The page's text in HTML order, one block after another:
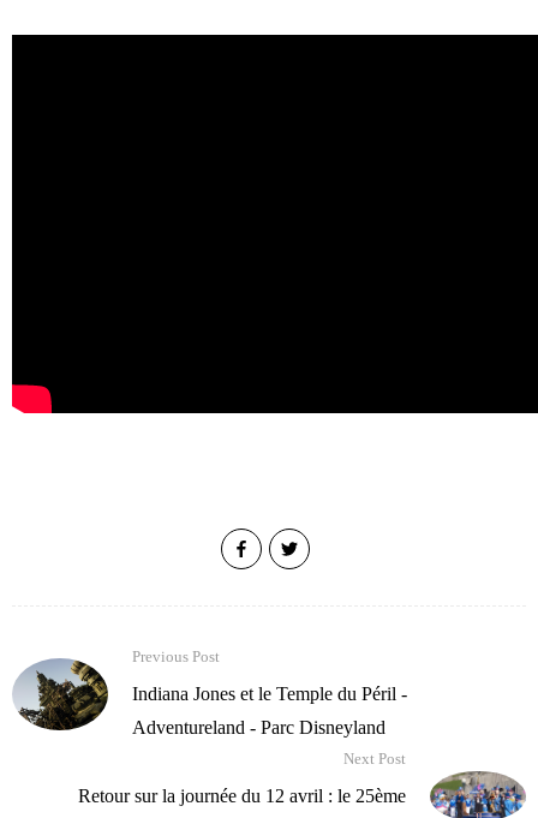
Previous Post
Indiana Jones et le Temple du Péril -
Adventureland - Parc Disneyland
Next Post
Retour sur la journée du 12 avril : le 25ème